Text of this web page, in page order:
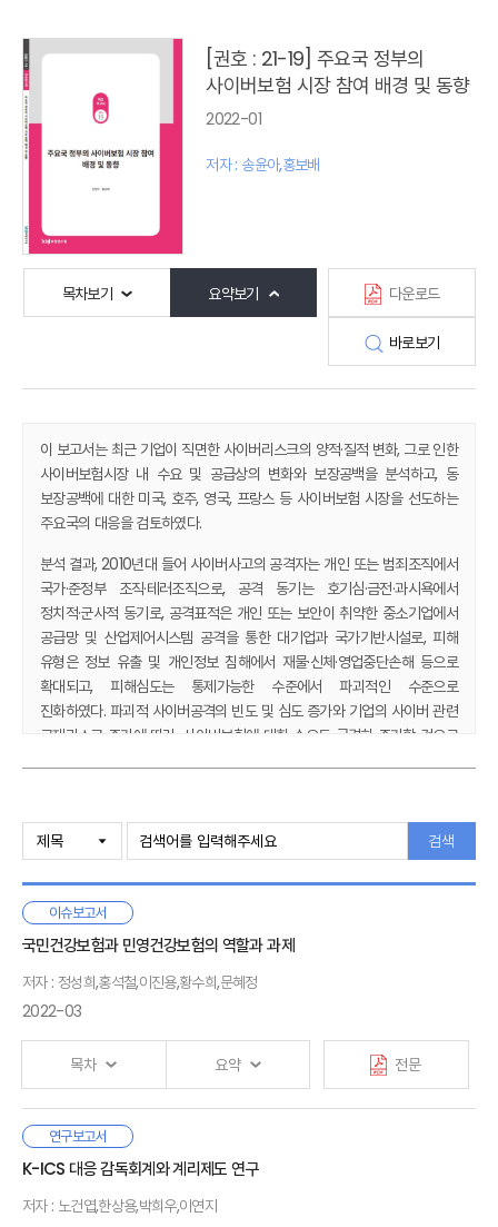
[권호 : 21-19] 주요국 정부의
사이버보험 시장 참여 배경 및 동향
2022-01
저자 : 송윤아,홍보배
목차보기 요약보기 다운로드
바로보기
이 보고서는 최근 기업이 직면한 사이버리스크의 양적·질적 변화, 그로 인한
사이버보험시장 내 수요 및 공급상의 변화와 보장공백을 분석하고, 동
보장공백에 대한 미국, 호주, 영국, 프랑스 등 사이버보험 시장을 선도하는
주요국의 대응을 검토하였다.
분석 결과, 2010년대 들어 사이버사고의 공격자는 개인 또는 범죄조직에서
국가·준정부 조직·테러조직으로, 공격 동기는 호기심·금전·과시욕에서
정치적·군사적 동기로, 공격표적은 개인 또는 보안이 취약한 중소기업에서
공급망 및 산업제어시스템 공격을 통한 대기업과 국가기반시설로, 피해
유형은 정보 유출 및 개인정보 침해에서 재물·신체·영업중단손해 등으로
확대되고, 피해심도는 통제가능한 수준에서 파괴적인 수준으로
진화하였다. 파괴적 사이버공격의 빈도 및 심도 증가와 기업의 사이버 관련
규제리스크 증가에 따라, 사이버보험에 대한 수요도 급격히 증가할 것으로
공급 기조 변화, ② 암묵적 사이버담보의 언더라이팅 리스크 가시화와 그에
따른 포괄위험 담보방식 재물·배상책임보험의 사이버면책 확대 움직임, ③
정보 유출 피해 등 배상책임과 비용보장에 집중된 단독 사이버보험의
비포괄성, ④ 2017년 낫페트야 공격으로 촉발된 국가배후 사이버공격에
대한 재래식 전쟁면책 적용 논란과 그로 인한 보험업계의 사이버 대재해 및
전쟁면책 움직임, 그리고 ⑤ 벌금 및 랜섬담보의 반공익성에 따른 규제
강화와 동 담보 제공 자제의 움직임 등이 관찰된다. 이에 따라
사이버사고로 인한 재물 및 영업중단손해, NDBI, 신체손해, 국가 배후
커질 것으로 예상된다.
이에 세계 사이버보험 시장을 선도하는 미국, 영국, 프랑스, 호주 등에서는
자국에서 이미 운영 중인 공사협력 테러보험 프로그램을 통해 ‘일부
사이버공격’으로 인한 손해에 대해 재보험담보 및 유동성을 제공하는
방식을 취하고 있거나 논의 중이다. 이미 테러보험 프로그램이 존재하는
정책적으로 가장 용이한 접근일 뿐만 아니라, 사이버리스크에 대응한
1. 연구 배경 및 목적
2. 연구 내용 및 방법
Ⅱ. 사이버리스크에 대한 보장공백 확대
1. 사이버사고의 진화와 보장수요 증가
3. 사이버리스크에 대한 보장공백 확대
4. 소결
Ⅲ. 주요국 정부의 사이버보험 시장 참여 동향
2. 호주
3. 영국
4. 영국
5. 소결
검색
이슈보고서
국민건강보험과 민영건강보험의 역할과 과제
저자 : 정성희,홍석철,이진용,황수희,문혜정
2022-03
목차 요약 전문
우리나라는 국민건강보험의 지속적인 보장성 강화 추진과
실손의료보험의 가입 확대를 통해 빠르게 증가하는 국민의
확대 및 실손의료보험 손해율 악화·보험료 인상의 악순환 지속으로
Ⅰ. 연구 배경
Ⅱ. 국민건강보험 시각에서 바라본 건강보험과 민간보험의 협력방안
연구보고서
K-ICS 대응 감독회계와 계리제도 연구
저자 : 노건엽,한상용,박희우,이연지